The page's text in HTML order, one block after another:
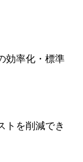
効率化・標準
トを削減でき